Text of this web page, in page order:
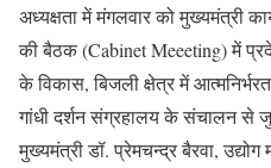
अध्यक्षता में मंगलवार को मुख्यमंत्री
की बैठक (Cabinet Meeeting) में
के विकास, बिजली क्षेत्र में
गांधी दर्शन संग्रहालय के संचालन से
मुख्यमंत्री डॉ. प्रेमचन्द्र बैरवा, उद्योग